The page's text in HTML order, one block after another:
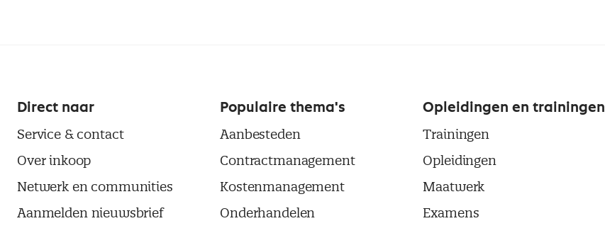
Direct naar
Service & contact
Over inkoop
Netwerk en communities
Aanmelden nieuwsbrief
Populaire thema's
Aanbesteden
Contractmanagement
Kostenmanagement
Onderhandelen
Opleidingen en trainingen
Trainingen
Opleidingen
Maatwerk
Examens